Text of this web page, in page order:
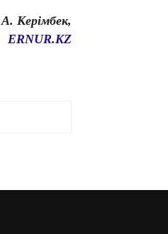
Керімбек,
ERNUR.KZ